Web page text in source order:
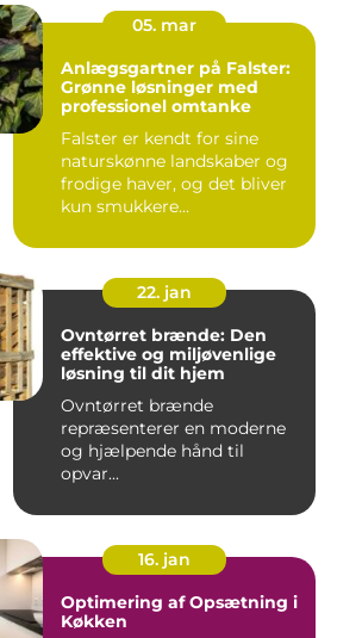
05. mar
Anlægsgartner på Falster:
Grønne løsninger med
professionel omtanke
Falster er kendt for sine
naturskønne landskaber og
frodige haver, og det bliver
kun smukkere...
22. jan
Ovntørret brænde: Den
effektive og miljøvenlige
løsning til dit hjem
Ovntørret brænde
repræsenterer en moderne
og hjælpende hånd til
opvar...
16. jan
Optimering af Opsætning i
Køkken